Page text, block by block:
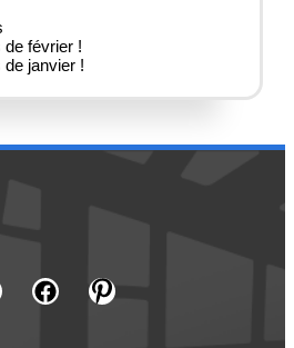
février !
janvier !